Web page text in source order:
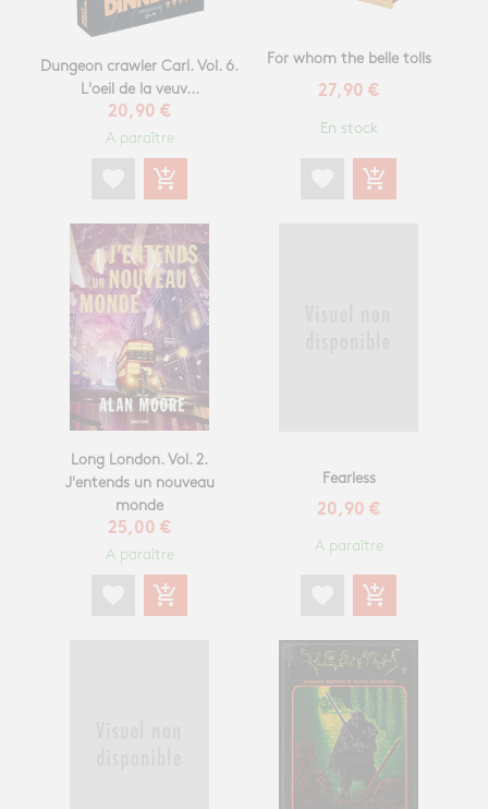
Dungeon crawler Carl. Vol. 6.
L'oeil de la veuv...
20,90 €
A paraître
add_shopping_cart
For whom the belle tolls
27,90 €
En stock
add_shopping_cart
Long London. Vol. 2.
J'entends un nouveau
monde
25,00 €
A paraître
add_shopping_cart
Fearless
20,90 €
A paraître
add_shopping_cart